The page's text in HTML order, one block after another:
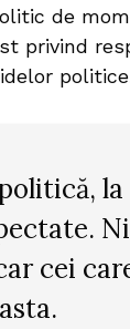
de
privind
cei